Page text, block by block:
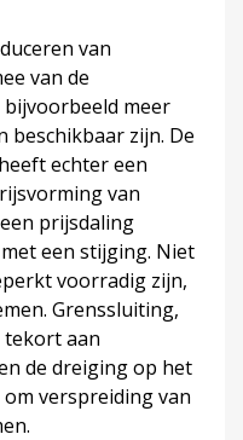
van
van de
meer
beschikbaar zijn. De
echter een
van
prijsdaling
een stijging. Niet
voorradig zijn,
Grenssluiting,
tekort aan
de dreiging op het
verspreiding van